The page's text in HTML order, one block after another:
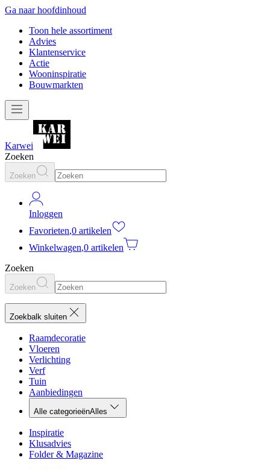
Ga naar hoofdinhoud
Toon hele assortiment
Advies
Klantenservice
Actie
Wooninspiratie
Bouwmarkten
Karwei
Zoeken
Zoeken
Inloggen
Favorieten,0 artikelen
Winkelwagen,0 artikelen
Zoeken
Zoeken
Zoekbalk sluiten
Raamdecoratie
Vloeren
Verlichting
Verf
Tuin
Aanbiedingen
Alle categorieënAlles
Inspiratie
Klusadvies
Folder & Magazine